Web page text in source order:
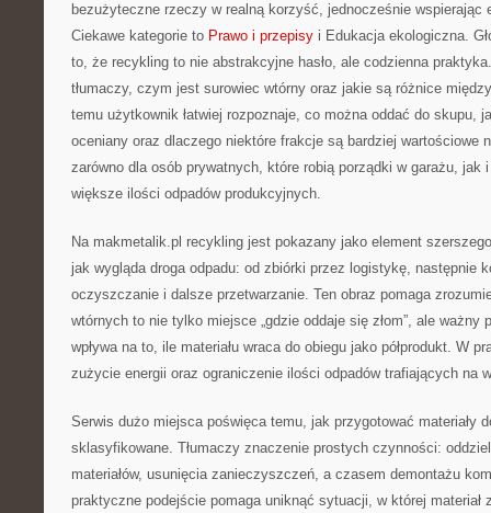
bezużyteczne rzeczy w realną korzyść, jednocześnie wspierając
Ciekawe kategorie to Prawo i przepisy i Edukacja ekologiczna.
to, że recykling to nie abstrakcyjne hasło, ale codzienna
tłumaczy, czym jest surowiec wtórny oraz jakie są różnice
temu użytkownik łatwiej rozpoznaje, co można oddać do skupu,
oceniany oraz dlaczego niektóre frakcje są bardziej wartościowe
zarówno dla osób prywatnych, które robią porządki w garażu, jak
większe ilości odpadów produkcyjnych.
Na makmetalik.pl recykling jest pokazany jako element
jak wygląda droga odpadu: od zbiórki przez logistykę, następnie
oczyszczanie i dalsze przetwarzanie. Ten obraz pomaga
wtórnych to nie tylko miejsce „gdzie oddaje się złom”, ale ważny
wpływa na to, ile materiału wraca do obiegu jako półprodukt. W
zużycie energii oraz ograniczenie ilości odpadów trafiających na
Serwis dużo miejsca poświęca temu, jak przygotować materiały
sklasyfikowane. Tłumaczy znaczenie prostych czynności:
materiałów, usunięcia zanieczyszczeń, a czasem demontażu
praktyczne podejście pomaga uniknąć sytuacji, w której materiał